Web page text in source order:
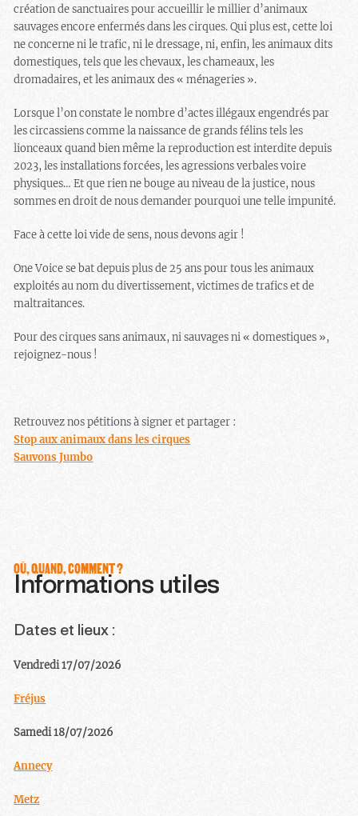
création de sanctuaires pour accueillir le millier d’animaux
sauvages encore enfermés dans les cirques. Qui plus est, cette loi
ne concerne ni le trafic, ni le dressage, ni, enfin, les animaux dits
domestiques, tels que les chevaux, les chameaux, les
dromadaires, et les animaux des « ménageries ».
Lorsque l’on constate le nombre d’actes illégaux engendrés par
les circassiens comme la naissance de grands félins tels les
lionceaux quand bien même la reproduction est interdite depuis
2023, les installations forcées, les agressions verbales voire
physiques… Et que rien ne bouge au niveau de la justice, nous
sommes en droit de nous demander pourquoi une telle impunité.
Face à cette loi vide de sens, nous devons agir !
One Voice se bat depuis plus de 25 ans pour tous les animaux
exploités au nom du divertissement, victimes de trafics et de
maltraitances.
Pour des cirques sans animaux, ni sauvages ni « domestiques »,
rejoignez-nous !
Retrouvez nos pétitions à signer et partager :
Stop aux animaux dans les cirques
Sauvons Jumbo
OÙ, QUAND, COMMENT ?
Informations utiles
Dates et lieux :
Vendredi 17/07/2026
Fréjus
Samedi 18/07/2026
Annecy
Metz